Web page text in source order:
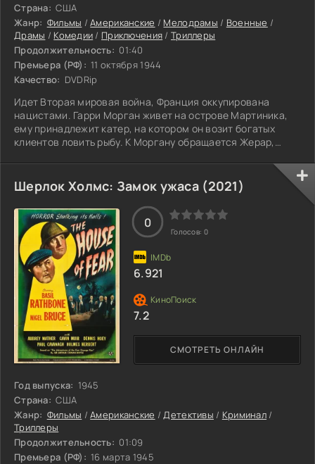
Страна: США
Жанр: Фильмы /Американские / Мелодрамы / Военные /
Драмы / Комедии / Приключения / Триллеры
Продолжительность: 01:40
Премьера (РФ): 11 октября 1944
Качество: DVDRip
Идет Вторая мировая война, Франция оккупирована
нацистами. Гарри Морган живет на острове Мартиника,
ему принадлежит катер, на котором он возит богатых
клиентов ловить рыбу. К Моргану обращается Жерар,
Мартинику одного из лидеров движения. Морган,
которому нет дела до политики, отказывает. Но когда
Мари просит его помочь выбраться с острова, он
соглашается на смертельно опасное задание Жерара.
Шерлок Холмс: Замок ужаса (2021)
Год выпуска: 1945
Страна: США
Жанр: Фильмы /Американские /Детективы / Криминал /
Триллеры
Продолжительность: 01:09
Премьера (РФ): 16 марта 1945
СМОТРЕТЬ ОНЛАЙН
0
Голосов: 0
6.921
7.2